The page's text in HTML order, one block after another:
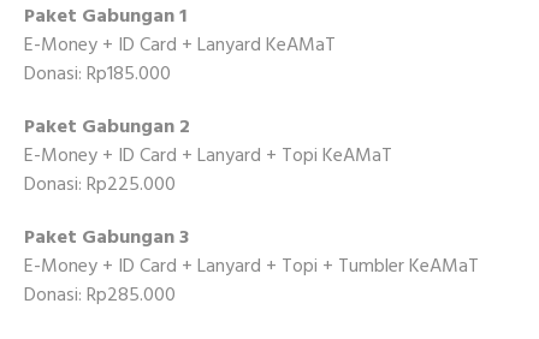
Paket Gabungan 1
E-Money + ID Card + Lanyard KeAMaT
Donasi: Rp185.000
Paket Gabungan 2
E-Money + ID Card + Lanyard + Topi KeAMaT
Donasi: Rp225.000
Paket Gabungan 3
E-Money + ID Card + Lanyard + Topi + Tumbler KeAMaT
Donasi: Rp285.000